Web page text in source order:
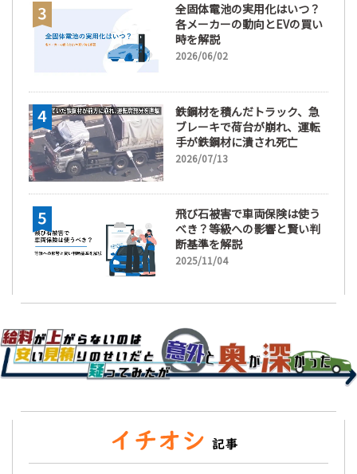
全固体電池の実用化はいつ？
各メーカーの動向とEVの買い
時を解説
2026/06/02
鉄鋼材を積んだトラック、急
ブレーキで荷台が崩れ、運転
手が鉄鋼材に潰され死亡
2026/07/13
飛び石被害で車両保険は使う
べき？等級への影響と賢い判
断基準を解説
2025/11/04